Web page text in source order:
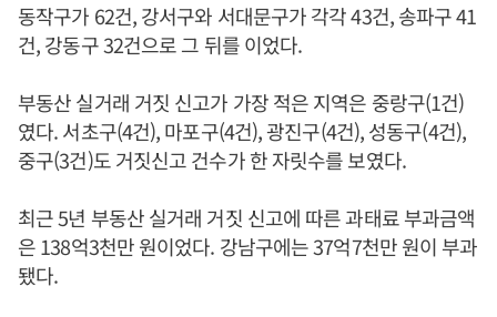
동작구가 62건, 강서구와 서대문구가 각각 43건, 송파구 41
건, 강동구 32건으로 그 뒤를 이었다.
부동산 실거래 거짓 신고가 가장 적은 지역은 중랑구(1건)
였다. 서초구(4건), 마포구(4건), 광진구(4건), 성동구(4건),
중구(3건)도 거짓신고 건수가 한 자릿수를 보였다.
최근 5년 부동산 실거래 거짓 신고에 따른 과태료 부과금액
은 138억3천만 원이었다. 강남구에는 37억7천만 원이 부과
됐다.